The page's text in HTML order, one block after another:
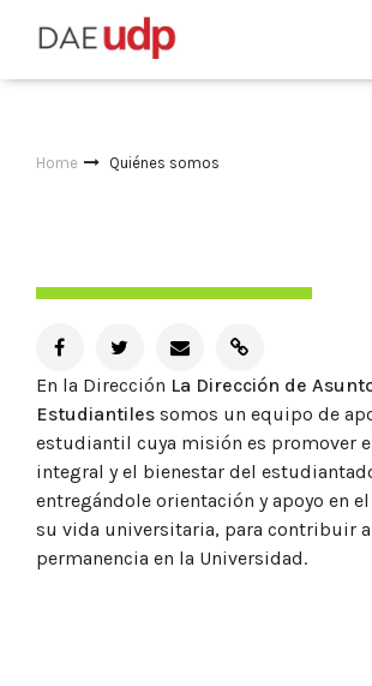
Home Quiénes somos
En la Dirección La Dirección de
Estudiantilessomos un equipo de
estudiantil cuya misión es promover
integral y el bienestar del
entregándole orientación y apoyo en
su vida universitaria, para contribuir
permanencia en la Universidad.